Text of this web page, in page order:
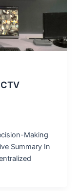
Making
Summary In